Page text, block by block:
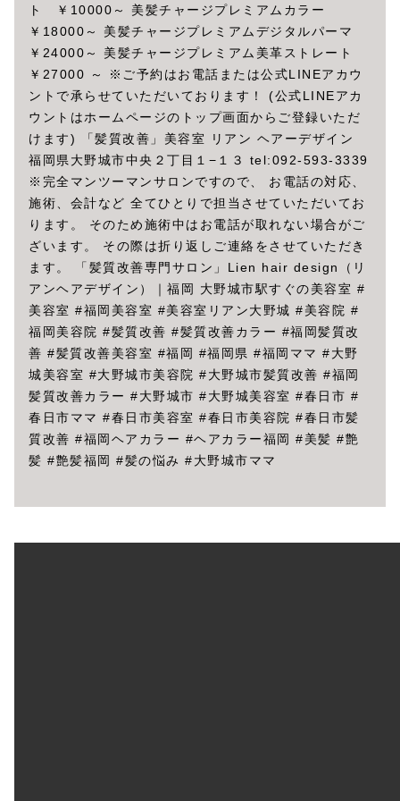
ト ￥10000～ 美髪チャージプレミアムカラー
￥18000～ 美髪チャージプレミアムデジタルパーマ
￥24000～ 美髪チャージプレミアム美革ストレート
￥27000 ～ ※ご予約はお電話または公式LINEアカウ
ントで承らせていただいております！ (公式LINEアカ
ウントはホームページのトップ画面からご登録いただ
けます) 「髪質改善」美容室 リアン ヘアーデザイン
福岡県大野城市中央２丁目１−１３ tel:092-593-3339
※完全マンツーマンサロンですので、 お電話の対応、
施術、会計など 全てひとりで担当させていただいてお
ります。 そのため施術中はお電話が取れない場合がご
ざいます。 その際は折り返しご連絡をさせていただき
ます。 「髪質改善専門サロン」Lien hair design（リ
アンヘアデザイン）｜福岡 大野城市駅すぐの美容室 #
美容室 #福岡美容室 #美容室リアン大野城 #美容院 #
福岡美容院 #髪質改善 #髪質改善カラー #福岡髪質改
善 #髪質改善美容室 #福岡 #福岡県 #福岡ママ #大野
城美容室 #大野城市美容院 #大野城市髪質改善 #福岡
髪質改善カラー #大野城市 #大野城美容室 #春日市 #
春日市ママ #春日市美容室 #春日市美容院 #春日市髪
質改善 #福岡ヘアカラー #ヘアカラー福岡 #美髪 #艶
髪 #艶髪福岡 #髪の悩み #大野城市ママ